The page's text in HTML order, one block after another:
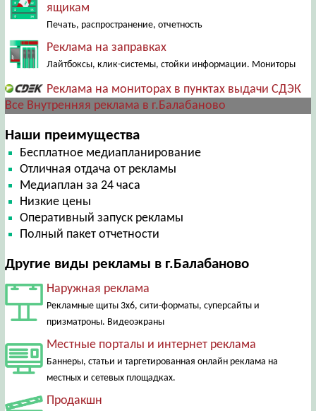
ящикам
Печать, распространение, отчетность
Реклама на заправках
Лайтбоксы, клик-системы, стойки информации. Мониторы
Реклама на мониторах в пунктах выдачи СДЭК
Все Внутренняя реклама в г.Балабаново
Наши преимущества
Бесплатное медиапланирование
Отличная отдача от рекламы
Медиаплан за 24 часа
Низкие цены
Оперативный запуск рекламы
Полный пакет отчетности
Другие виды рекламы в г.Балабаново
Наружная реклама
Рекламные щиты 3х6, сити-форматы, суперсайты и
призматроны. Видеоэкраны
Местные порталы и интернет реклама
Баннеры, статьи и таргетированная онлайн реклама на
местных и сетевых площадках.
Продакшн